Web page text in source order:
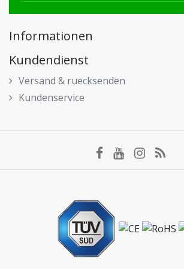
Informationen
Kundendienst
Versand & ruecksenden
Kundenservice